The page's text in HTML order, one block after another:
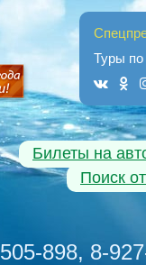
Туры по
Билеты на
Поиск
505-898, 8-